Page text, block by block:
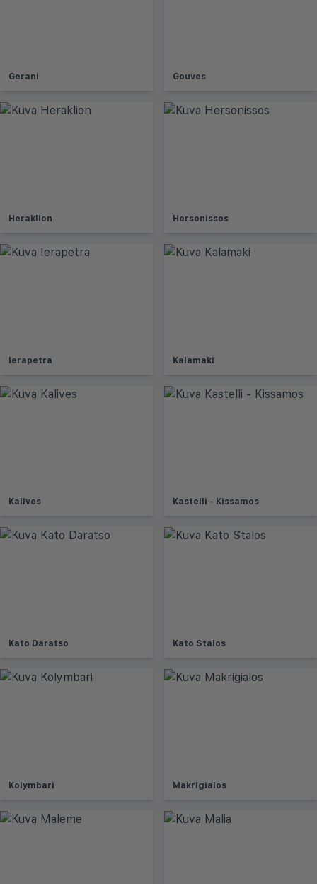
Gerani Gouves
Heraklion Hersonissos
Ierapetra Kalamaki
Kalives Kastelli - Kissamos
Kato Daratso Kato Stalos
Kolymbari Makrigialos